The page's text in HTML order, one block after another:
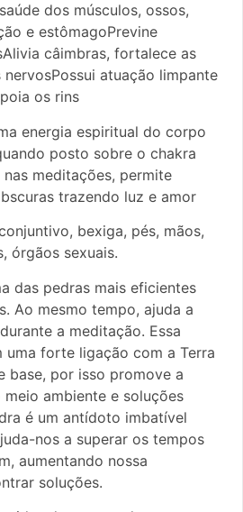
dos músculos, ossos,
e estômagoPrevine
câimbras, fortalece as
atuação limpante
os rins
energia espiritual do corpo
posto sobre o chakra
meditações, permite
trazendo luz e amor
bexiga, pés, mãos,
órgãos sexuais.
das pedras mais eficientes
Ao mesmo tempo, ajuda a
a meditação. Essa
forte ligação com a Terra
base, por isso promove a
ambiente e soluções
é um antídoto imbatível
nos a superar os tempos
aumentando nossa
soluções.